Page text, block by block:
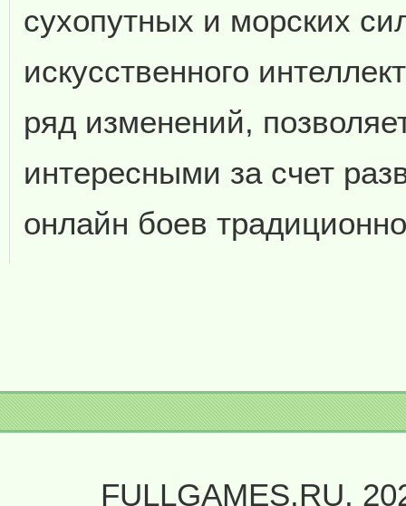
сухопутных и морских
искусственного
ряд изменений,
интересными за счет
онлайн боев
FULLGAMES.RU,